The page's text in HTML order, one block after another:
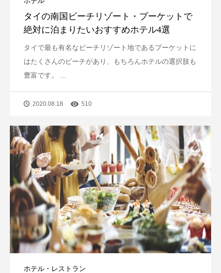
タイの南国ビーチリゾート・プーケットで
絶対に泊まりたいおすすめホテル4選
タイで最も有名なビーチリゾート地であるプーケットに
はたくさんのビーチがあり、もちろんホテルの選択肢も
豊富です。 ...
2020.08.18 510
ホテル・レストラン